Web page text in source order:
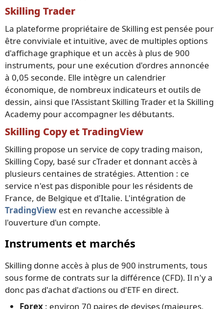
Skilling Trader
La plateforme propriétaire de Skilling est pensée pour
être conviviale et intuitive, avec de multiples options
d'affichage graphique et un accès à plus de 900
instruments, pour une exécution d'ordres annoncée
à 0,05 seconde. Elle intègre un calendrier
économique, de nombreux indicateurs et outils de
dessin, ainsi que l'Assistant Skilling Trader et la Skilling
Academy pour accompagner les débutants.
Skilling Copy et TradingView
Skilling propose un service de copy trading maison,
Skilling Copy, basé sur cTrader et donnant accès à
plusieurs centaines de stratégies. Attention : ce
service n'est pas disponible pour les résidents de
France, de Belgique et d'Italie. L'intégration de
TradingView est en revanche accessible à
l'ouverture d'un compte.
Instruments et marchés
Skilling donne accès à plus de 900 instruments, tous
sous forme de contrats sur la différence (CFD). Il n'y a
donc pas d'achat d'actions ou d'ETF en direct.
Forex : environ 70 paires de devises (majeures,